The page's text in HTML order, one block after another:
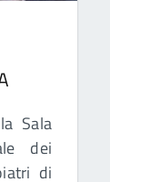
Sala
dei
di